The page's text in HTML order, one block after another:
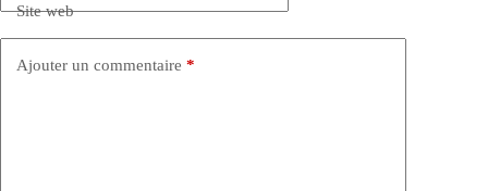
Site web
Ajouter un commentaire *